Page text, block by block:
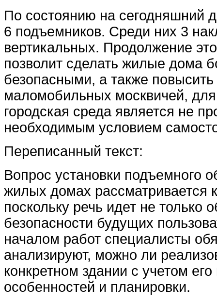
По состоянию на сегодняшний
6 подъемников. Среди них 3
вертикальных. Продолжение
позволит сделать жилые дома
безопасными, а также повысить
маломобильных москвичей,
городская среда является не
необходимым условием
Переписанный текст:
Вопрос установки подъемного
жилых домах рассматривается
поскольку речь идет не только
безопасности будущих
началом работ специалисты
анализируют, можно ли
конкретном здании с учетом
особенностей и планировки.